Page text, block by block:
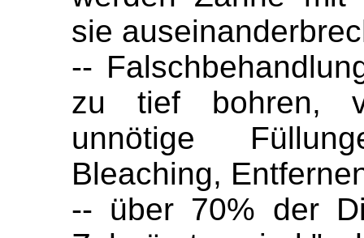
sie
--
zu tief bohren,
unnötige
Bleaching,
-- über 70% der